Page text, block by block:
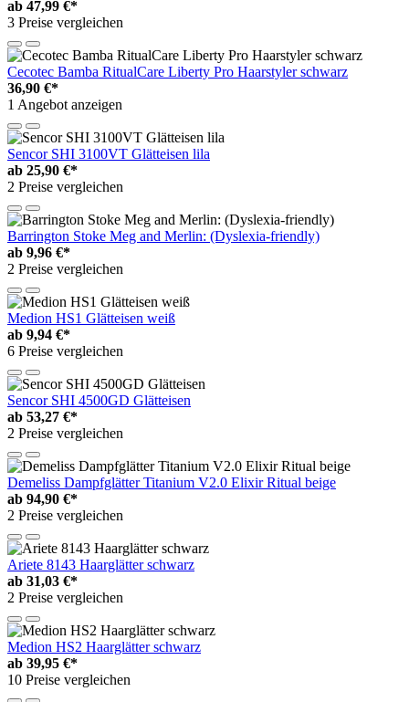
ab 47,99 €*
3 Preise vergleichen
Cecotec Bamba RitualCare Liberty Pro Haarstyler schwarz
36,90 €*
1 Angebot anzeigen
Sencor SHI 3100VT Glätteisen lila
ab 25,90 €*
2 Preise vergleichen
Barrington Stoke Meg and Merlin: (Dyslexia-friendly)
ab 9,96 €*
2 Preise vergleichen
Medion HS1 Glätteisen weiß
ab 9,94 €*
6 Preise vergleichen
Sencor SHI 4500GD Glätteisen
ab 53,27 €*
2 Preise vergleichen
Demeliss Dampfglätter Titanium V2.0 Elixir Ritual beige
ab 94,90 €*
2 Preise vergleichen
Ariete 8143 Haarglätter schwarz
ab 31,03 €*
2 Preise vergleichen
Medion HS2 Haarglätter schwarz
ab 39,95 €*
10 Preise vergleichen